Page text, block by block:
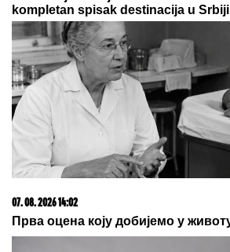
05. 08. 2026 14:12
Koliko visoku temperaturu ljudsko